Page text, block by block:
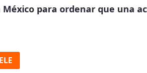
para ordenar que una